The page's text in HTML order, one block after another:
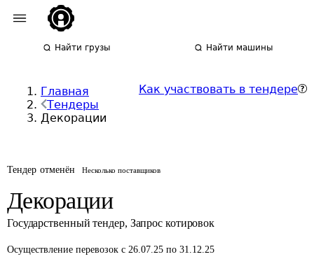
Найти грузы Найти машины
Главная
Тендеры
Декорации
Как участвовать в тендере
Тендер отменён Несколько поставщиков
Декорации
Государственный тендер, Запрос котировок
Осуществление перевозок с 26.07.25 по 31.12.25